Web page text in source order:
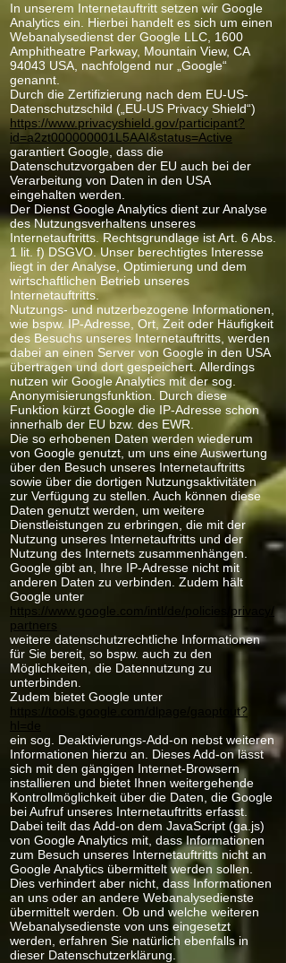
In unserem Internetauftritt setzen wir Google
Analytics ein. Hierbei handelt es sich um einen
Webanalysedienst der Google LLC, 1600
Amphitheatre Parkway, Mountain View, CA
94043 USA, nachfolgend nur „Google“
genannt.
Durch die Zertifizierung nach dem EU-US-
Datenschutzschild („EU-US Privacy Shield“)
https://www.privacyshield.gov/participant?
id=a2zt000000001L5AAI&status=Active
garantiert Google, dass die
Datenschutzvorgaben der EU auch bei der
Verarbeitung von Daten in den USA
eingehalten werden.
Der Dienst Google Analytics dient zur Analyse
des Nutzungsverhaltens unseres
Internetauftritts. Rechtsgrundlage ist Art. 6 Abs.
1 lit. f) DSGVO. Unser berechtigtes Interesse
liegt in der Analyse, Optimierung und dem
wirtschaftlichen Betrieb unseres
Internetauftritts.
Nutzungs- und nutzerbezogene Informationen,
wie bspw. IP-Adresse, Ort, Zeit oder Häufigkeit
des Besuchs unseres Internetauftritts, werden
dabei an einen Server von Google in den USA
übertragen und dort gespeichert. Allerdings
nutzen wir Google Analytics mit der sog.
Anonymisierungsfunktion. Durch diese
Funktion kürzt Google die IP-Adresse schon
innerhalb der EU bzw. des EWR.
Die so erhobenen Daten werden wiederum
von Google genutzt, um uns eine Auswertung
über den Besuch unseres Internetauftritts
sowie über die dortigen Nutzungsaktivitäten
zur Verfügung zu stellen. Auch können diese
Daten genutzt werden, um weitere
Dienstleistungen zu erbringen, die mit der
Nutzung unseres Internetauftritts und der
Nutzung des Internets zusammenhängen.
Google gibt an, Ihre IP-Adresse nicht mit
anderen Daten zu verbinden. Zudem hält
Google unter
https://www.google.com/intl/de/policies/privacy/
partners
weitere datenschutzrechtliche Informationen
für Sie bereit, so bspw. auch zu den
Möglichkeiten, die Datennutzung zu
unterbinden.
Zudem bietet Google unter
https://tools.google.com/dlpage/gaoptout?
hl=de
ein sog. Deaktivierungs-Add-on nebst weiteren
Informationen hierzu an. Dieses Add-on lässt
sich mit den gängigen Internet-Browsern
installieren und bietet Ihnen weitergehende
Kontrollmöglichkeit über die Daten, die Google
bei Aufruf unseres Internetauftritts erfasst.
Dabei teilt das Add-on dem JavaScript (ga.js)
von Google Analytics mit, dass Informationen
zum Besuch unseres Internetauftritts nicht an
Google Analytics übermittelt werden sollen.
Dies verhindert aber nicht, dass Informationen
an uns oder an andere Webanalysedienste
übermittelt werden. Ob und welche weiteren
Webanalysedienste von uns eingesetzt
werden, erfahren Sie natürlich ebenfalls in
dieser Datenschutzerklärung.